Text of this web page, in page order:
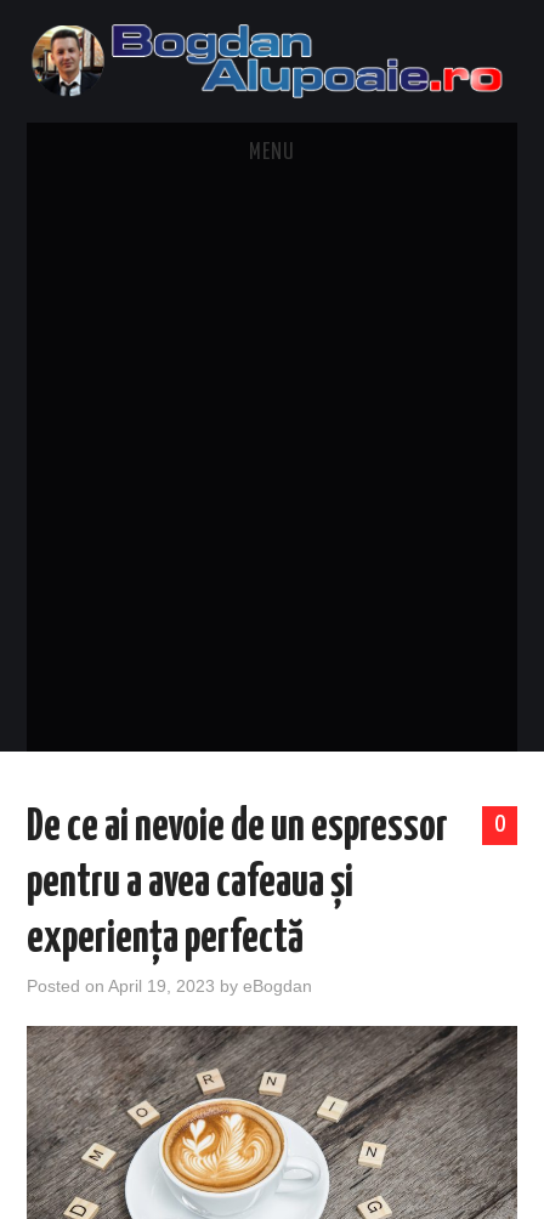
MENU
0
De ce ai nevoie de un espressor
pentru a avea cafeaua și
experiența perfectă
Posted onApril 19, 2023 byeBogdan